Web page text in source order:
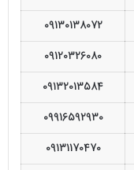
09130138072
09120326080
09132013584
09916592930
09131170470